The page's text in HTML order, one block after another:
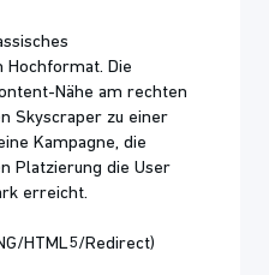
Die
Nähe am rechten
Skyscraper zu einer
Kampagne, die
Platzierung die User
erreicht.
HTML5/Redirect)